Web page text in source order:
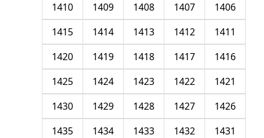
1406
1407
1408
1409
1410
1411
1412
1413
1414
1415
1416
1417
1418
1419
1420
1421
1422
1423
1424
1425
1426
1427
1428
1429
1430
1431
1432
1433
1434
1435